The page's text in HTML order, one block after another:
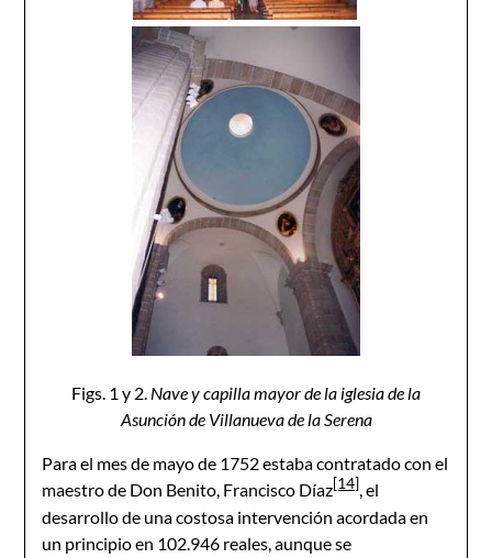
Figs. 1 y 2. Nave y capilla mayor de la iglesia de la
Asunción de Villanueva de la Serena
Para el mes de mayo de 1752 estaba contratado con el
maestro de Don Benito, Francisco Díaz[14], el
desarrollo de una costosa intervención acordada en
un principio en 102.946 reales, aunque se